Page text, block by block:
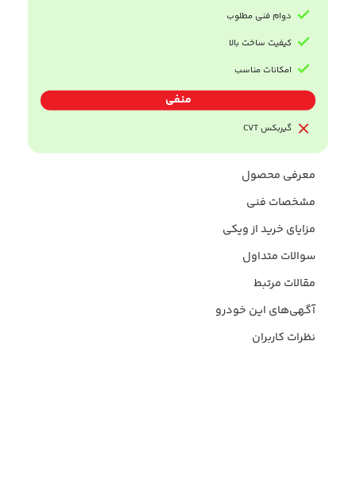
دوام فنی مطلوب
کیفیت ساخت بالا
امکانات مناسب
منفی
گیربکس CVT
معرفی محصول
مشخصات فنی
مزایای خرید از ویکی
سوالات متداول
مقالات مرتبط
آگهی‌های این خودرو
نظرات کاربران